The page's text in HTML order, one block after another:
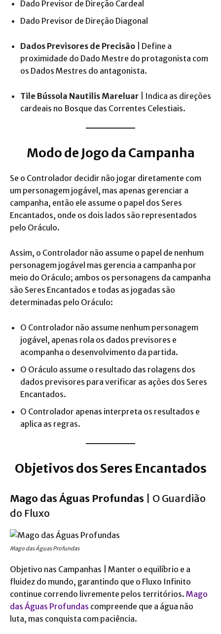
Dado Previsor de Direção Cardeal
Dado Previsor de Direção Diagonal
Dados Previsores de Precisão | Define a
proximidade do Dado Mestre do protagonista com
os Dados Mestres do antagonista.
Tile Bússola Nautilis Mareluar | Indica as direções
cardeais no Bosque das Correntes Celestiais.
Modo de Jogo da Campanha
Se o Controlador decidir não jogar diretamente com
um personagem jogável, mas apenas gerenciar a
campanha, então ele assume o papel dos Seres
Encantados, onde os dois lados são representados
pelo Oráculo.
Assim, o Controlador não assume o papel de nenhum
personagem jogável mas gerencia a campanha por
meio do Oráculo; ambos os personagens da campanha
são Seres Encantados e todas as jogadas são
determinadas pelo Oráculo:
O Controlador não assume nenhum personagem
jogável, apenas rola os dados previsores e
acompanha o desenvolvimento da partida.
O Oráculo assume o resultado das rolagens dos
dados previsores para verificar as ações dos Seres
Encantados.
O Controlador apenas interpreta os resultados e
aplica as regras.
Objetivos dos Seres Encantados
Mago das Águas Profundas | O Guardião
do Fluxo
Mago das Águas Profundas
Objetivo nas Campanhas | Manter o equilíbrio e a
fluidez do mundo, garantindo que o Fluxo Infinito
continue correndo livremente pelos territórios. Mago
das Águas Profundas compreende que a água não
luta, mas conquista com paciência.